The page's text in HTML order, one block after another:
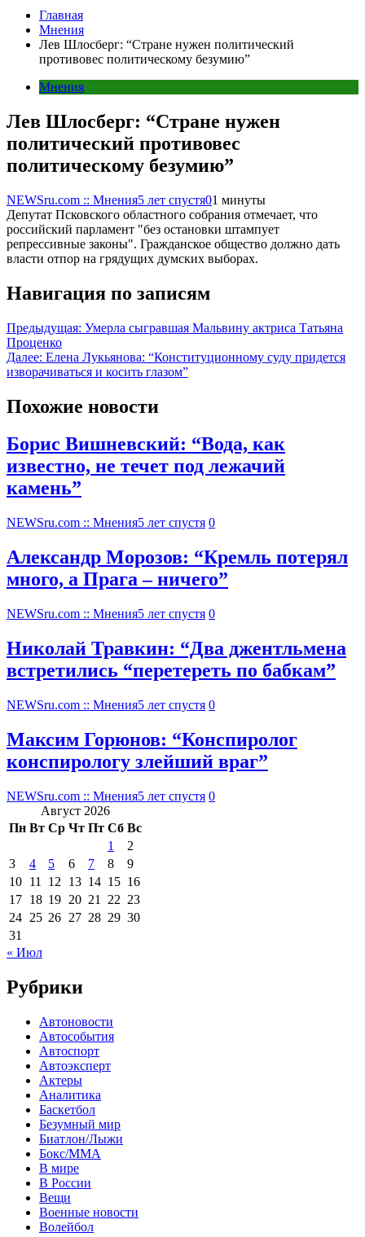
Главная
Мнения
Лев Шлосберг: “Стране нужен политический
противовес политическому безумию”
Мнения
Лев Шлосберг: “Стране нужен
политический противовес
политическому безумию”
NEWSru.com :: Мнения5 лет спустя01 минуты
Депутат Псковского областного собрания отмечает, что
российский парламент "без остановки штампует
репрессивные законы". Гражданское общество должно дать
власти отпор на грядущих думских выборах.
Навигация по записям
Предыдущая: Умерла сыгравшая Мальвину актриса Татьяна
Проценко
Далее: Елена Лукьянова: “Конституционному суду придется
изворачиваться и косить глазом”
Похожие новости
Борис Вишневский: “Вода, как
известно, не течет под лежачий
камень”
NEWSru.com :: Мнения5 лет спустя 0
Александр Морозов: “Кремль потерял
много, а Прага – ничего”
NEWSru.com :: Мнения5 лет спустя 0
Николай Травкин: “Два джентльмена
встретились “перетереть по бабкам”
NEWSru.com :: Мнения5 лет спустя 0
Максим Горюнов: “Конспиролог
конспирологу злейший враг”
NEWSru.com :: Мнения5 лет спустя 0
Август 2026
Пн Вт Ср Чт Пт Сб Вс
1
2
3
4 5 6 7 8
9
10 11 12 13 14 15 16
17 18 19 20 21 22 23
24 25 26 27 28 29 30
31
« Июл
Рубрики
Автоновости
Автособытия
Автоспорт
Автоэксперт
Актеры
Аналитика
Баскетбол
Безумный мир
Биатлон/Лыжи
Бокс/MMA
В мире
В России
Вещи
Военные новости
Волейбол